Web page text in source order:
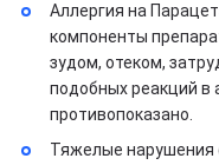
Аллергия на
компоненты
зудом, отеком,
подобных реакций в
противопоказано.
Тяжелые нарушения